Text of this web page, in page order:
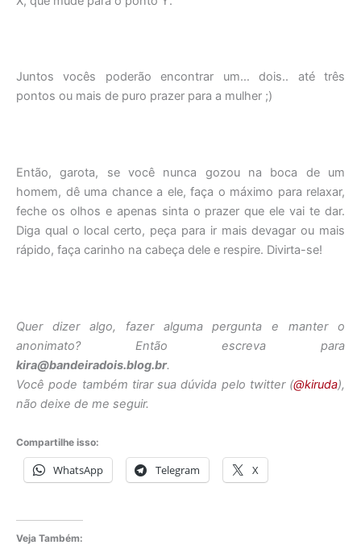
Juntos vocês poderão encontrar um… dois.. até três
pontos ou mais de puro prazer para a mulher ;)
Então, garota, se você nunca gozou na boca de um
homem, dê uma chance a ele, faça o máximo para relaxar,
feche os olhos e apenas sinta o prazer que ele vai te dar.
Diga qual o local certo, peça para ir mais devagar ou mais
rápido, faça carinho na cabeça dele e respire. Divirta-se!
Quer dizer algo, fazer alguma pergunta e manter o
anonimato? Então escreva para
kira@bandeiradois.blog.br.
Você pode também tirar sua dúvida pelo twitter (@kiruda),
não deixe de me seguir.
Compartilhe isso:
WhatsApp Telegram X
Veja Também: